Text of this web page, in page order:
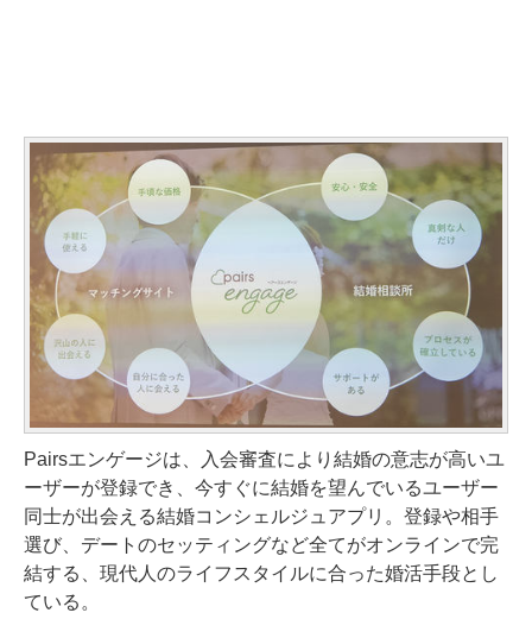
Pairsエンゲージは、入会審査により結婚の意志が高いユ
ーザーが登録でき、今すぐに結婚を望んでいるユーザー
同士が出会える結婚コンシェルジュアプリ。登録や相手
選び、デートのセッティングなど全てがオンラインで完
結する、現代人のライフスタイルに合った婚活手段とし
ている。